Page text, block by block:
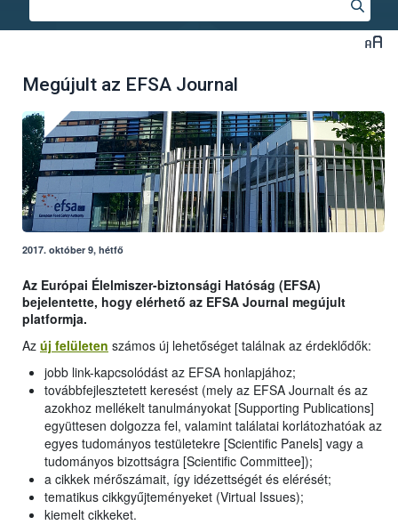
Megújult az EFSA Journal
2017. október 9, hétfő
Az Európai Élelmiszer-biztonsági Hatóság (EFSA)
bejelentette, hogy elérhető az EFSA Journal megújult
platformja.
Az új felületen számos új lehetőséget találnak az érdeklődők:
jobb link-kapcsolódást az EFSA honlapjához;
továbbfejlesztetett keresést (mely az EFSA Journalt és az
azokhoz mellékelt tanulmányokat [Supporting Publications]
együttesen dolgozza fel, valamint találatai korlátozhatóak az
egyes tudományos testületekre [Scientific Panels] vagy a
tudományos bizottságra [Scientific Committee]);
a cikkek mérőszámait, így idézettségét és elérését;
tematikus cikkgyűjteményeket (Virtual Issues);
kiemelt cikkeket.